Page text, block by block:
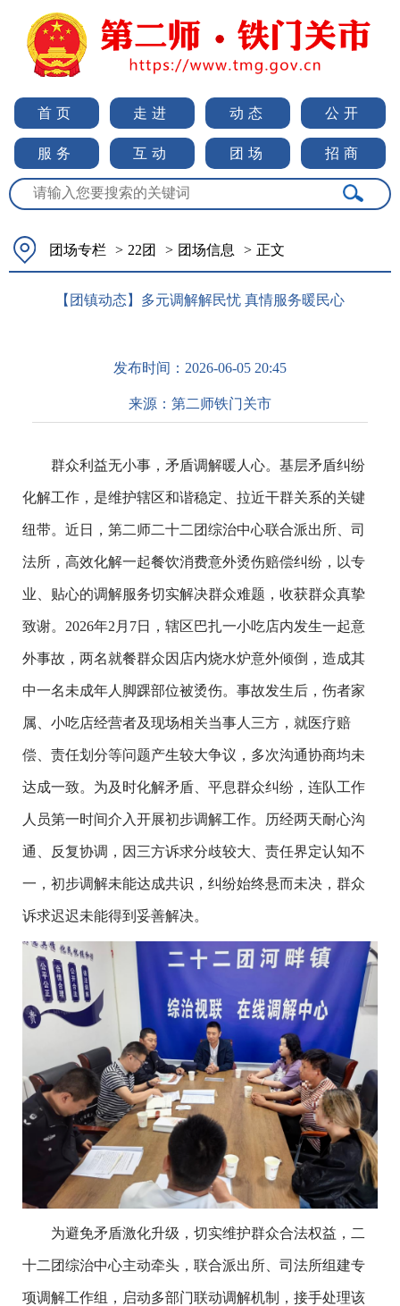
首页 走进 动态 公开
服务 互动 团场 招商
团场专栏 > 22团 > 团场信息 > 正文
【团镇动态】多元调解解民忧 真情服务暖民心
发布时间： 2026-06-05 20:45
来源： 第二师铁门关市
群众利益无小事，矛盾调解暖人心。基层矛盾纠纷
化解工作，是维护辖区和谐稳定、拉近干群关系的关键
纽带。近日，第二师二十二团综治中心联合派出所、司
法所，高效化解一起餐饮消费意外烫伤赔偿纠纷，以专
业、贴心的调解服务切实解决群众难题，收获群众真挚
致谢。2026年2月7日，辖区巴扎一小吃店内发生一起意
外事故，两名就餐群众因店内烧水炉意外倾倒，造成其
中一名未成年人脚踝部位被烫伤。事故发生后，伤者家
属、小吃店经营者及现场相关当事人三方，就医疗赔
偿、责任划分等问题产生较大争议，多次沟通协商均未
达成一致。为及时化解矛盾、平息群众纠纷，连队工作
人员第一时间介入开展初步调解工作。历经两天耐心沟
通、反复协调，因三方诉求分歧较大、责任界定认知不
一，初步调解未能达成共识，纠纷始终悬而未决，群众
诉求迟迟未能得到妥善解决。
为避免矛盾激化升级，切实维护群众合法权益，二
十二团综治中心主动牵头，联合派出所、司法所组建专
项调解工作组，启动多部门联动调解机制，接手处理该